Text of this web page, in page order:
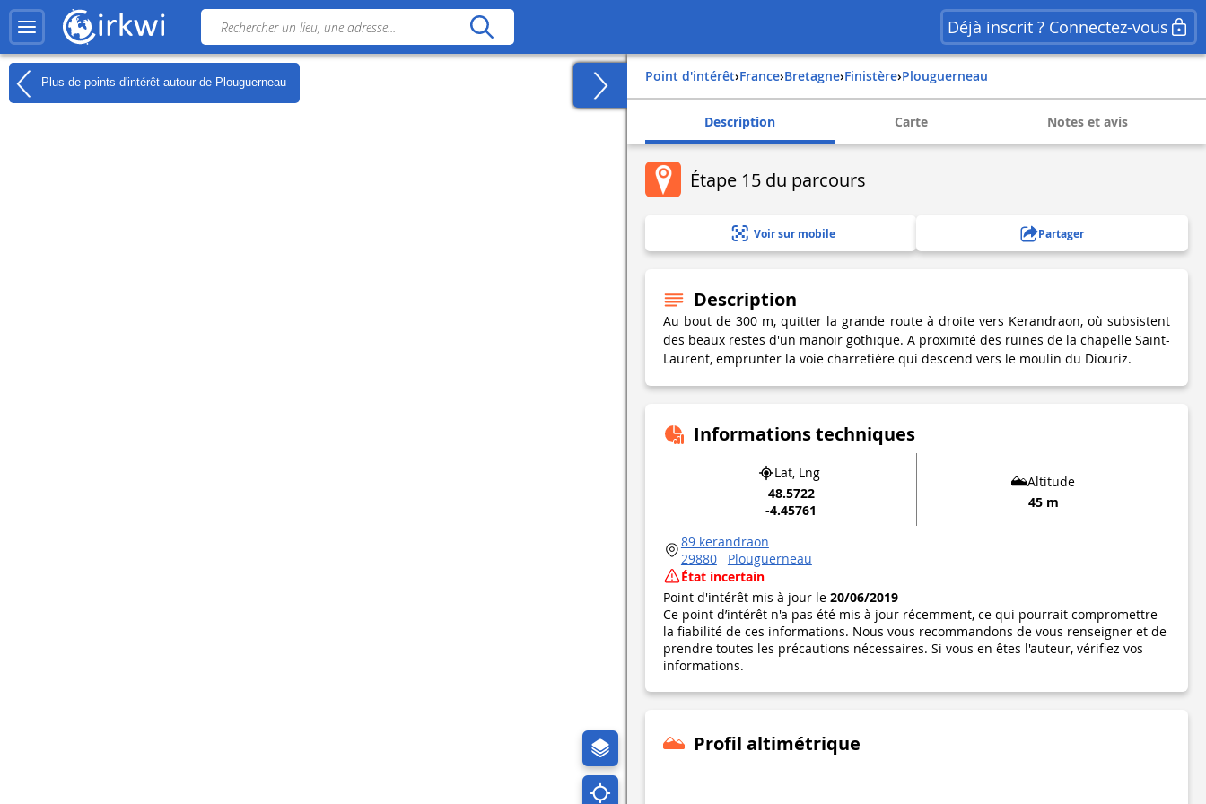
Déjà inscrit ? Connectez-vous
Plus de points d'intérêt autour de Plouguerneau Point d'intérêt› france› bretagne› finistère› plouguerneau
Description Carte Notes et avis
Étape 15 du parcours
Voir sur mobile Partager
Description
Au bout de 300 m, quitter la grande route à droite vers Kerandraon, où subsistent
des beaux restes d'un manoir gothique. A proximité des ruines de la chapelle Saint-
Laurent, emprunter la voie charretière qui descend vers le moulin du Diouriz.
Informations techniques
Lat, Lng
48.5722
-4.45761
Altitude
45 m
89 kerandraon
29880
Plouguerneau
État incertain
Point d'intérêt mis à jour le 20/06/2019
Ce point d’intérêt n'a pas été mis à jour récemment, ce qui pourrait compromettre
la fiabilité de ces informations. Nous vous recommandons de vous renseigner et de
prendre toutes les précautions nécessaires. Si vous en êtes l'auteur, vérifiez vos
informations.
Profil altimétrique